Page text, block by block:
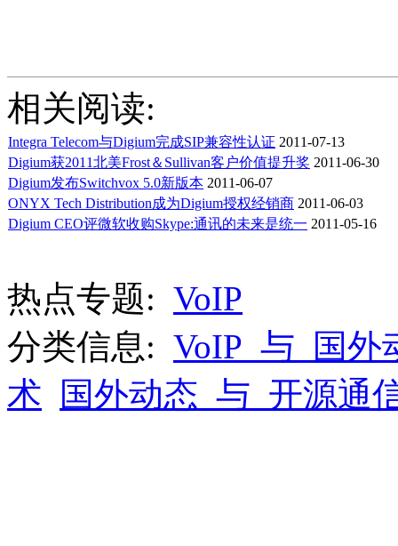
相关阅读:
Integra Telecom与Digium完成SIP兼容性认证 2011-07-13
Digium获2011北美Frost＆Sullivan客户价值提升奖 2011-06-30
Digium发布Switchvox 5.0新版本 2011-06-07
ONYX Tech Distribution成为Digium授权经销商 2011-06-03
Digium CEO评微软收购Skype:通讯的未来是统一 2011-05-16
热点专题: VoIP
分类信息: VoIP_与_国外
术
国外动态_与_开源通